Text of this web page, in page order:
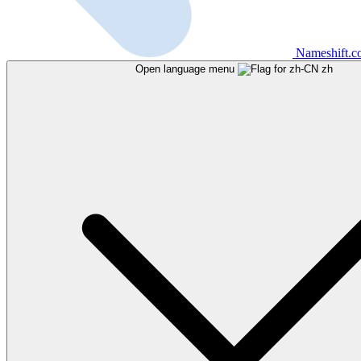
Open language menu zh